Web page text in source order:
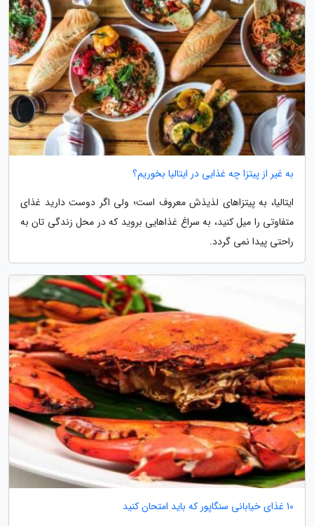
به غیر از پیتزا چه غذایی در ایتالیا بخوریم؟
ایتالیا، به پیتزاهای لذیذش معروف است؛ ولی اگر دوست دارید غذای
متفاوتی را میل کنید، به سراغ غذاهایی بروید که در محل زندگی تان به
راحتی پیدا نمی گردد.
10 غذای خیابانی سنگاپور که باید امتحان کنید